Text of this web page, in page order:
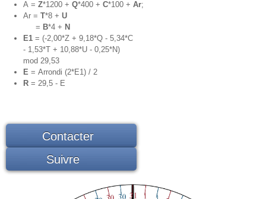
A =Z*1200 +Q*400 +C*100 +Ar;
Ar =T*8 +U
= B*4 + N
E1 = (-2,00*Z + 9,18*Q - 5,34*C
- 1,53*T + 10,88*U - 0,25*N)
mod 29,53
E= Arrondi (2*E1) / 2
R = 29,5 - E
Contacter
Suivre